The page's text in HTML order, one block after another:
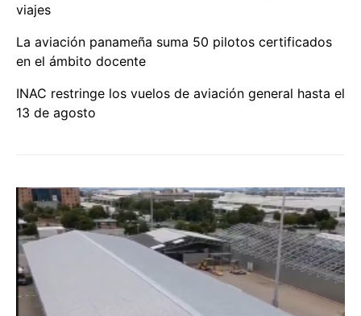
viajes
La aviación panameña suma 50 pilotos certificados
en el ámbito docente
INAC restringe los vuelos de aviación general hasta el
13 de agosto